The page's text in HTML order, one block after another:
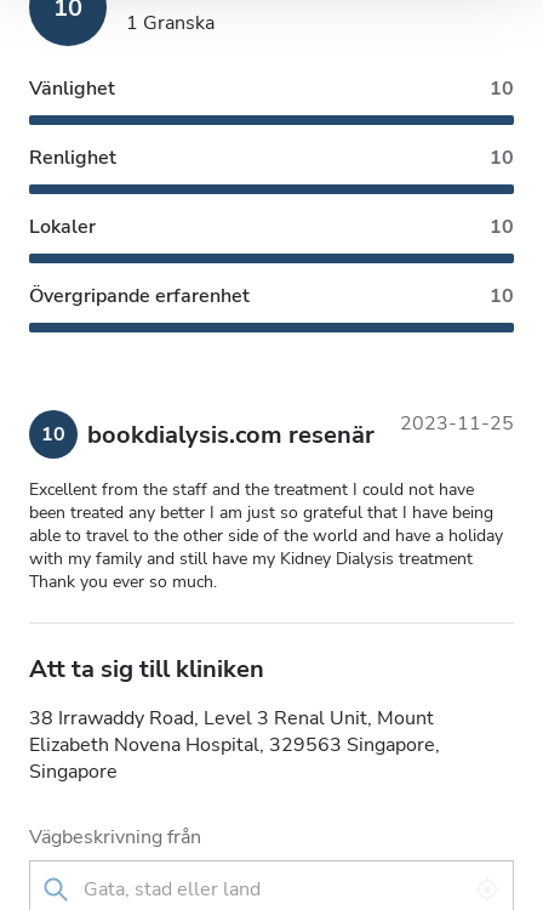
10
1 Granska
Vänlighet 10
Renlighet 10
Lokaler 10
Övergripande erfarenhet 10
10 bookdialysis.com resenär 2023-11-25
Excellent from the staff and the treatment I could not have
been treated any better I am just so grateful that I have being
able to travel to the other side of the world and have a holiday
with my family and still have my Kidney Dialysis treatment
Thank you ever so much.
Att ta sig till kliniken
38 Irrawaddy Road, Level 3 Renal Unit, Mount
Elizabeth Novena Hospital, 329563 Singapore,
Singapore
Vägbeskrivning från